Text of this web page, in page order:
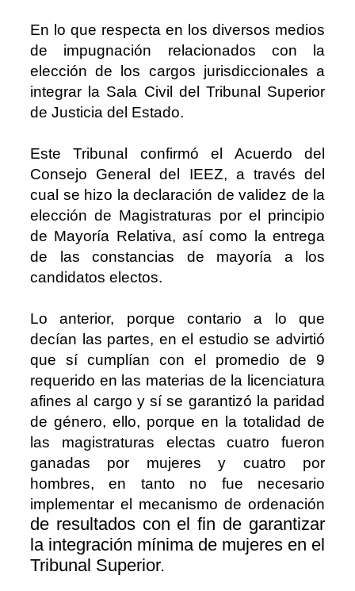
En lo que respecta en los diversos medios
de impugnación relacionados con la
elección de los cargos jurisdiccionales a
integrar la Sala Civil del Tribunal Superior
de Justicia del Estado.
Este Tribunal confirmó el Acuerdo del
Consejo General del IEEZ, a través del
cual se hizo la declaración de validez de la
elección de Magistraturas por el principio
de Mayoría Relativa, así como la entrega
de las constancias de mayoría a los
candidatos electos.
Lo anterior, porque contario a lo que
decían las partes, en el estudio se advirtió
que sí cumplían con el promedio de 9
requerido en las materias de la licenciatura
afines al cargo y sí se garantizó la paridad
de género, ello, porque en la totalidad de
las magistraturas electas cuatro fueron
ganadas por mujeres y cuatro por
hombres, en tanto no fue necesario
implementar el mecanismo de ordenación
de resultados con el fin de garantizar
la integración mínima de mujeres en el
Tribunal Superior.